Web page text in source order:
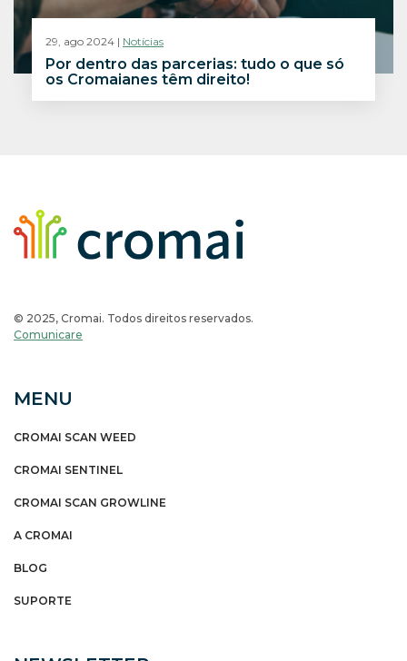
29, ago 2024 | Notícias
Por dentro das parcerias: tudo o que só
os Cromaianes têm direito!
© 2025, Cromai. Todos direitos reservados.
Comunicare
MENU
CROMAI SCAN WEED
CROMAI SENTINEL
CROMAI SCAN GROWLINE
A CROMAI
BLOG
SUPORTE